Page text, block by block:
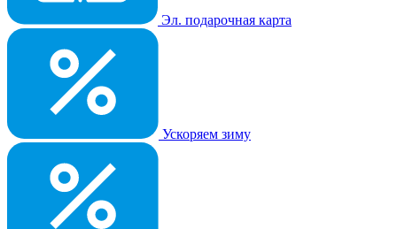
Эл. подарочная карта
Ускоряем зиму